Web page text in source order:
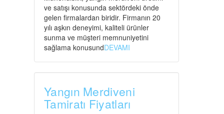
ve satışı konusunda sektördeki önde
gelen firmalardan biridir. Firmanın 20
yılı aşkın deneyimi, kaliteli ürünler
sunma ve müşteri memnuniyetini
sağlama konusundDEVAMI
Yangın Merdiveni
Tamiratı Fiyatları